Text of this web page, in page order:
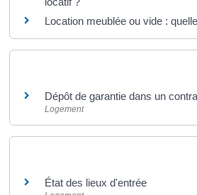
Location meublée ou vide :
Dépôt de garantie dans un
Logement
État des lieux d'entrée